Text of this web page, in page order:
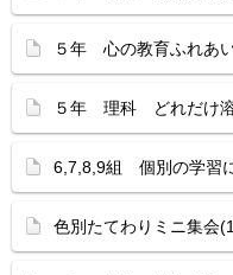
５年 心の教育ふれあ
５年 理科 どれだけ
6,7,8,9組 個別の学習
色別たてわりミニ集会